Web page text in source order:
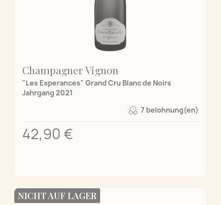
Champagner Vignon
"Les Esperances" Grand Cru Blanc de Noirs
Jahrgang 2021
7 belohnung(en)
42,90 €
NICHT AUF LAGER